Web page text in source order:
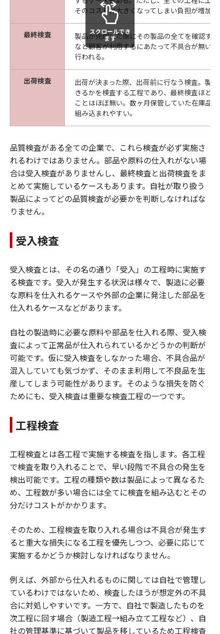
そのコストは大きくなってしまい負担が増加
最終検査
製品が完成した際にその製品の全てを確認す
など顧客が利用するにあたって不具合が無い
行われる。
出荷検査
出荷が決まった際、出荷前に行なう検査。製
きるかを検査する工程であり、最終検査ほど
ことはほぼ無い。数ヶ月保管していた在庫品
組み込まれやすい。
スクロールでき
ます
品質検査がある全ての企業で、これら検査が必ず実施さ
れるわけではありません。部品や原料の仕入れがない場
合は受入検査がありませんし、最終検査と出荷検査をま
とめて実施しているケースもあります。自社が取り扱う
製品によってどの品質検査が必要かを判断しなければな
りません。
受入検査
受入検査とは、その名の通り「受入」の工程時に実施す
る検査です。受入が発生する状況は様々で、製造に必要
な原料を仕入れるケースや外部の企業に発注した部品を
仕入れるケースなどがあります。
自社の製造時に必要な原料や部品を仕入れる際、受入検
査によって正常品が仕入れられているかどうかの判断が
可能です。仮に受入検査をしなかった場合、不具合品が
混入していても気づかず、そのまま利用して不良品を生
産してしまう可能性があります。そのような損失を防ぐ
ためにも、受入検査は重要な検査工程の一つです。
工程検査
工程検査とは各工程で実施する検査を指します。各工程
で検査を取り入れることで、早い段階で不具合の発生を
検出可能です。工程の種類や数は製品によって異なるた
め、工程数が多い場合には全てに検査を組み込むとその
分だけコストがかかります。
そのため、工程検査を取り入れる場合は不具合が発生す
ると重大な損失になる工程を優先しつつ、必要に応じて
実施するかどうか検討しなければなりません。
例えば、外部から仕入れるものに関しては自社で管理し
ているわけではないため、検査したほうが想定外の不具
合に対処しやすいです。一方で、自社で製造したものを
次工程に回す場合（製造工程→組み立て工程など）、自
社の管理基準に基づいて製品を移しているため工程検査